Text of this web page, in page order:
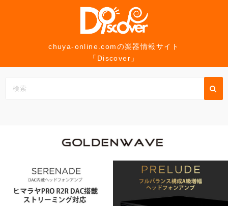
chuya-online.comの楽器情報サイト
「Discover」